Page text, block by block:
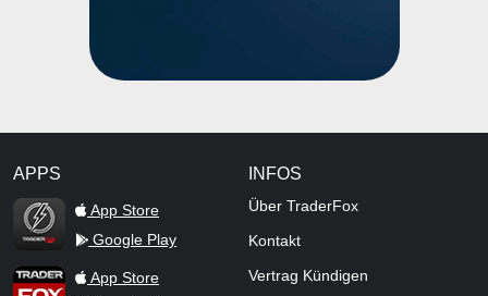
APPS
TraderFox Flash
App Store
Google Play
TraderFox AppApp Store
INFOS
Über TraderFox
Kontakt
Vertrag Kündigen